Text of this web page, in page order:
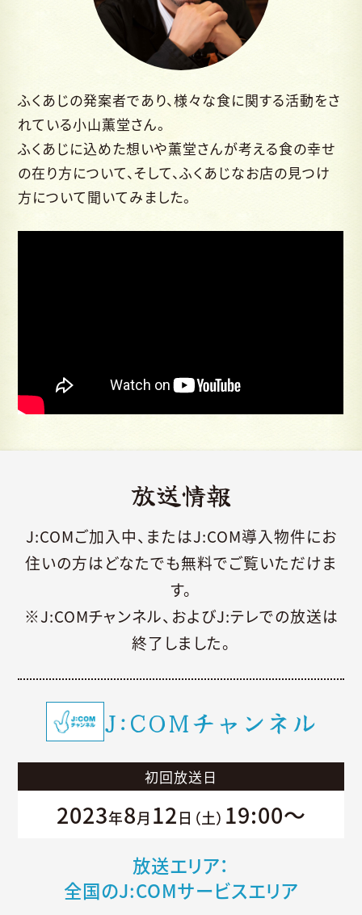
ふくあじの発案者であり、様々な食に関する活動をさ
れている小山薫堂さん。
ふくあじに込めた想いや薫堂さんが考える食の幸せ
の在り方について、そして、ふくあじなお店の見つけ
方について聞いてみました。
放送情報
J:COMご加入中、またはJ:COM導入物件にお
住いの方はどなたでも無料でご覧いただけま
す。
※J:COMチャンネル、およびJ:テレでの放送は
終了しました。
J:COMチャンネル
初回放送日
2023年8月 12日（土） 19:00～
放送エリア：
全国のJ:COMサービスエリア